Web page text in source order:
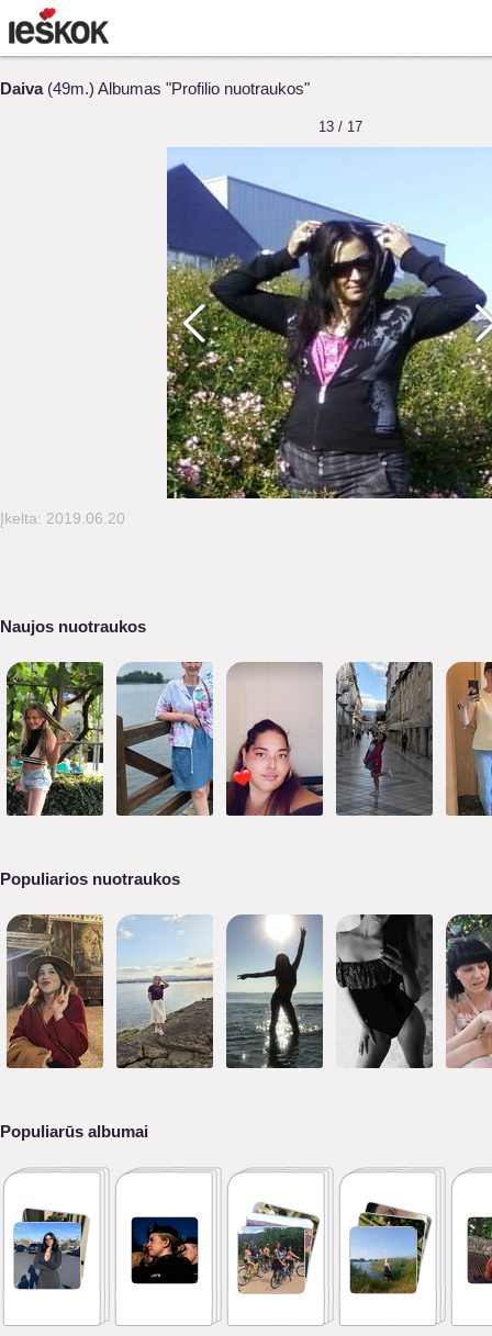
Daiva(49m.) Albumas "Profilio nuotraukos"
13 / 17
Įkelta: 2019.06.20
Naujos nuotraukos
Populiarios nuotraukos
Populiarūs albumai